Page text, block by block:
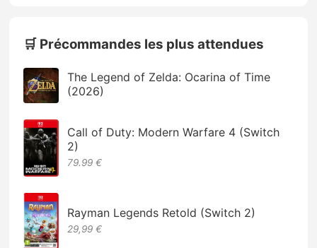
🛒 Précommandes les plus attendues
The Legend of Zelda: Ocarina of Time
(2026)
Call of Duty: Modern Warfare 4 (Switch
2)
79.99 €
Rayman Legends Retold (Switch 2)
29,99 €